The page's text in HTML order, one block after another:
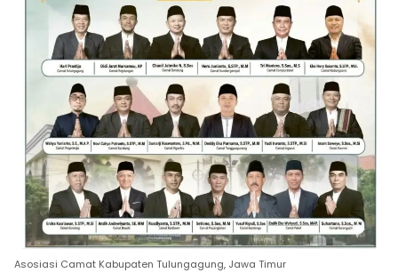
Asosiasi Camat Kabupaten Tulungagung, Jawa Timur